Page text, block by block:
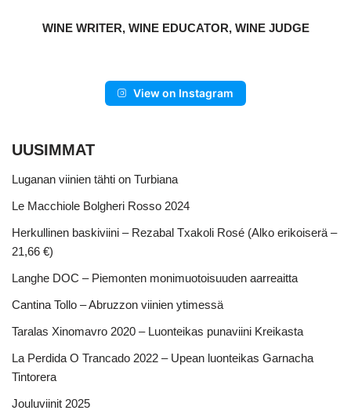
WINE WRITER, WINE EDUCATOR, WINE JUDGE
View on Instagram
UUSIMMAT
Luganan viinien tähti on Turbiana
Le Macchiole Bolgheri Rosso 2024
Herkullinen baskiviini – Rezabal Txakoli Rosé (Alko erikoiserä –
21,66 €)
Langhe DOC – Piemonten monimuotoisuuden aarreaitta
Cantina Tollo – Abruzzon viinien ytimessä
Taralas Xinomavro 2020 – Luonteikas punaviini Kreikasta
La Perdida O Trancado 2022 – Upean luonteikas Garnacha
Tintorera
Jouluviinit 2025